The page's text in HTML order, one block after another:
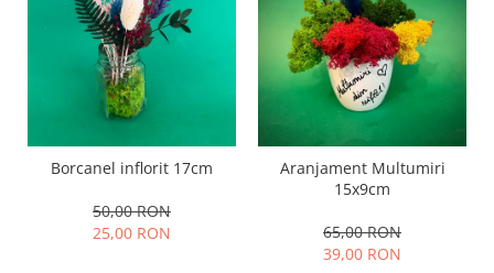
Borcanel inflorit 17cm
50,00 RON
25,00 RON
Aranjament Multumiri
15x9cm
65,00 RON
39,00 RON